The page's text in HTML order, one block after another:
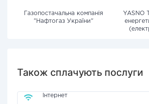
Газопостачальна компанія
"Нафтогаз України"
YASNO
Також сплачують послуги
Інтернет